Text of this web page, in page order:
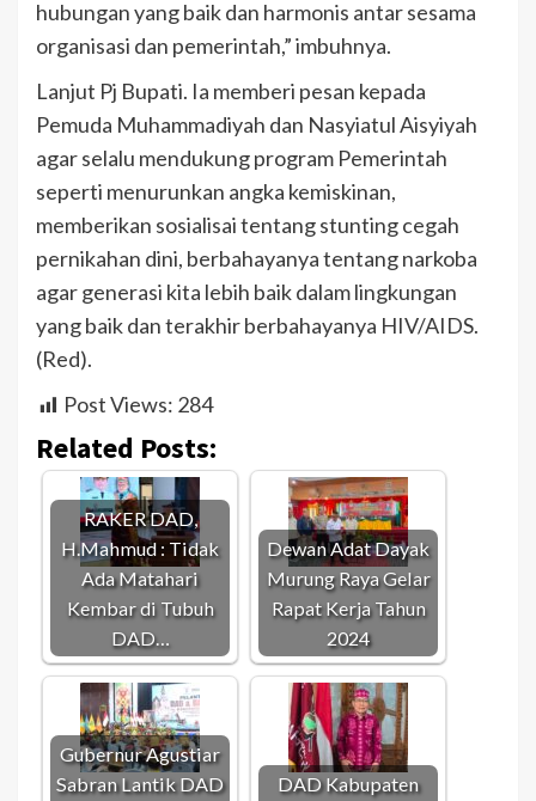
hubungan yang baik dan harmonis antar sesama
organisasi dan pemerintah,” imbuhnya.
Lanjut Pj Bupati. Ia memberi pesan kepada
Pemuda Muhammadiyah dan Nasyiatul Aisyiyah
agar selalu mendukung program Pemerintah
seperti menurunkan angka kemiskinan,
memberikan sosialisai tentang stunting cegah
pernikahan dini, berbahayanya tentang narkoba
agar generasi kita lebih baik dalam lingkungan
yang baik dan terakhir berbahayanya HIV/AIDS.
(Red).
Post Views: 284
Related Posts:
RAKER DAD,
H.Mahmud : Tidak
Ada Matahari
Kembar di Tubuh
DAD…
Dewan Adat Dayak
Murung Raya Gelar
Rapat Kerja Tahun
2024
Gubernur Agustiar
Sabran Lantik DAD
DAD Kabupaten